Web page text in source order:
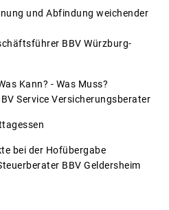
und Abfindung weichender
BBV Würzburg-
Kann? - Was Muss?
Versicherungsberater
bei der Hofübergabe
BBV Geldersheim